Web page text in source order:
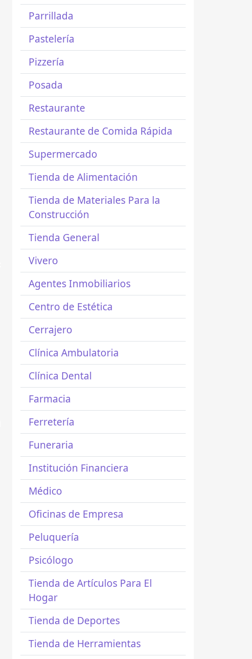
Parrillada
Pastelería
Pizzería
Posada
Restaurante
Restaurante de Comida Rápida
Supermercado
Tienda de Alimentación
Tienda de Materiales Para la
Construcción
Tienda General
Vivero
Agentes Inmobiliarios
Centro de Estética
Cerrajero
Clínica Ambulatoria
Clínica Dental
Farmacia
Ferretería
Funeraria
Institución Financiera
Médico
Oficinas de Empresa
Peluquería
Psicólogo
Tienda de Artículos Para El
Hogar
Tienda de Deportes
Tienda de Herramientas